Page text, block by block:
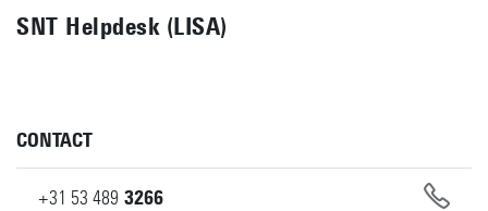
SNT Helpdesk (LISA)
CONTACT
+31 53 489 3266